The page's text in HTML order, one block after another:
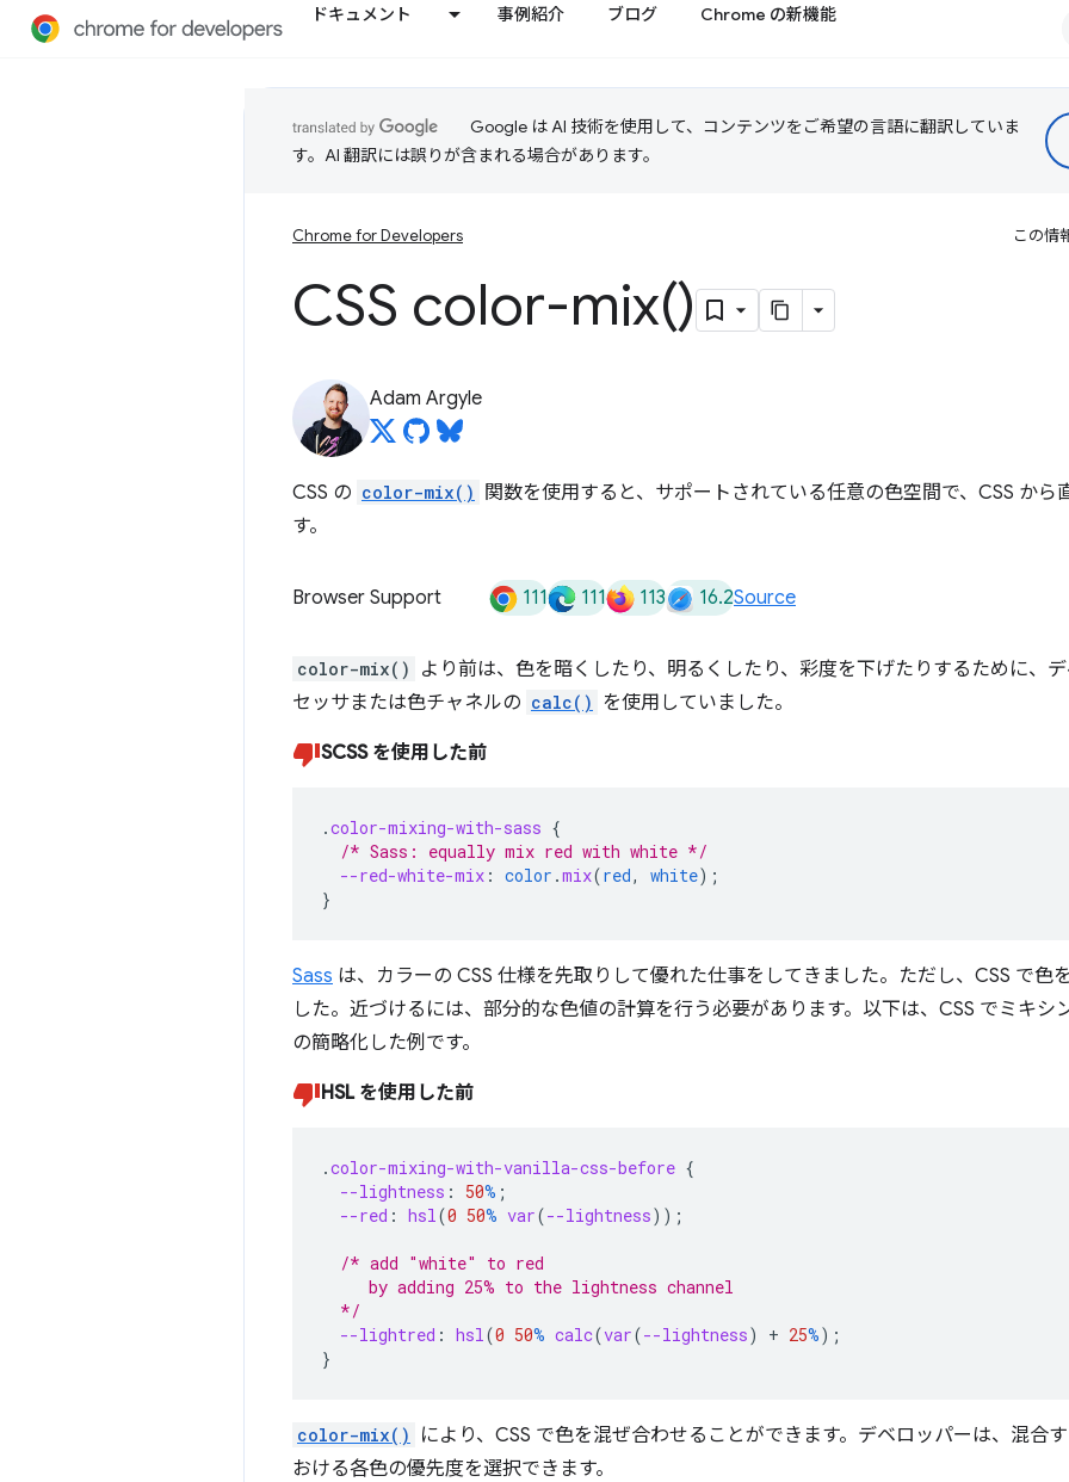
ドキュメント 事例紹介 ブログ Chrome の新機能
Google は AI 技術を使用して、コンテンツをご希望の言語に翻訳していま
す。AI 翻訳には誤りが含まれる場合があります。
Chrome for Developers この情
CSS color-mix()
Adam Argyle
CSS の color-mix()
関数を使用すると、サポートされている任意の色空間で、CSS から
す。
Browser Support 111 111 113 16.2Source
color-mix()
より前は、色を暗くしたり、明るくしたり、彩度を下げたりするために、
セッサまたは色チャネルの calc() を使用していました。
SCSS を使用した前
.color-mixing-with-sass {
/* Sass: equally mix red with white */
--red-white-mix : color .mix(red, white);
}
Sass は、カラーの CSS 仕様を先取りして優れた仕事をしてきました。ただし、CSS で色
した。近づけるには、部分的な色値の計算を行う必要があります。以下は、CSS でミキシ
の簡略化した例です。
HSL を使用した前
.color-mixing-with-vanilla-css-before {
--lightness : 50% ;
--red : hsl(0 50% var(--lightness));
/* add "white" to red
     by adding 25% to the lightness channel
  */
--lightred : hsl(0 50% calc(var(--lightness) + 25%) ;
}
color-mix()
により、CSS で色を混ぜ合わせることができます。デベロッパーは、混合
おける各色の優先度を選択できます。